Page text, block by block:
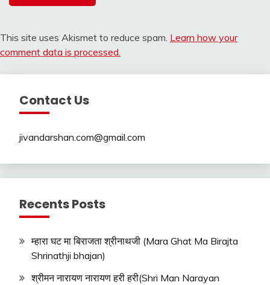
This site uses Akismet to reduce spam. Learn how your
comment data is processed.
Contact Us
jivandarshan.com@gmail.com
Recents Posts
म्हारा घट मा बिराजता श्रीनाथजी (Mara Ghat Ma Birajta
Shrinathji bhajan)
श्रीमन नारायण नारायण हरी हरी(Shri Man Narayan